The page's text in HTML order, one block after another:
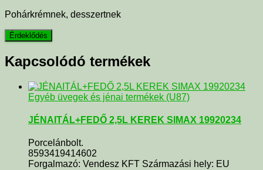
Pohárkrémnek, desszertnek
Kapcsolódó termékek
Egyéb üvegek és jénai termékek (U87)
JÉNAITÁL+FEDŐ 2,5L KEREK SIMAX 19920234
Porcelánbolt.
8593419414602
Forgalmazó: Vendesz KFT Származási hely: EU